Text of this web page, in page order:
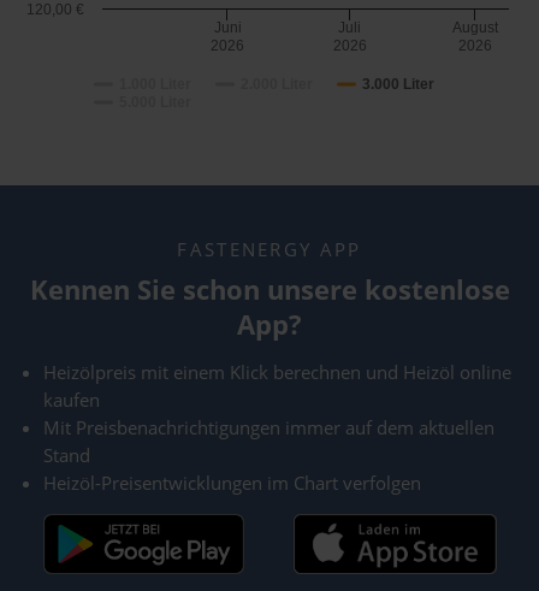
3.000 Liter
Juni
2026
Juli
2026
August
2026
120,00 €
FASTENERGY APP
Kennen Sie schon unsere kostenlose
App?
Heizölpreis mit einem Klick berechnen und Heizöl online
kaufen
Mit Preisbenachrichtigungen immer auf dem aktuellen
Stand
Heizöl-Preisentwicklungen im Chart verfolgen